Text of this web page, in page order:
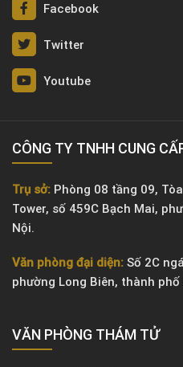
Facebook
Twitter
Youtube
CÔNG TY TNHH CUNG
Trụ sở: Phòng 08 tầng 09,
Tower, số 459C Bạch Mai,
Nội.
Văn phòng đại diện: Số 2C
phường Long Biên, thành phố
VĂN PHÒNG ​THÁM TỬ